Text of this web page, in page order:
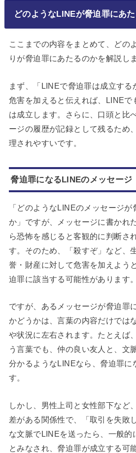
どのようなLINEが脅迫罪にあ
ここまでの内容をまとめて、どの
りが脅迫罪にあたるのかを解説し
まず、「LINEで脅迫罪は成立する
危害を加えると伝えれば、LINEで
は成立します。さらに、口頭と比
ージの履歴が記録として残るため
理されやすいです。
脅迫罪になるLINEのメッセージ
「どのようなLINEのメッセージ
か」ですが、メッセージに書かれ
ら恐怖を感じると客観的に判断さ
す。そのため、「殺すぞ」など、
誉・財産に対して危害を加えよう
迫罪に該当する可能性があります。
ですが、あるメッセージが脅迫罪
かどうかは、言葉の内容だけでは
や状況に左右されます。たとえば
う言葉でも、仲の良い友人と、文
分かるようなLINEなら、脅迫罪に
す。
しかし、男性上司と女性部下など
差がある関係性で、「取引を失敗
な文脈でLINEを送ったら、一般的
とみなされ、脅迫罪が成立する可